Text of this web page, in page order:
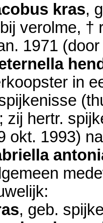
kras,
verolme,
1971
in
zij hertr.
okt. 1993)
, geb.